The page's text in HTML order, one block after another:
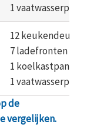
1
12 keukendeuren
7 ladefronten
1 koelkastpaneel
1
de
vergelijken.